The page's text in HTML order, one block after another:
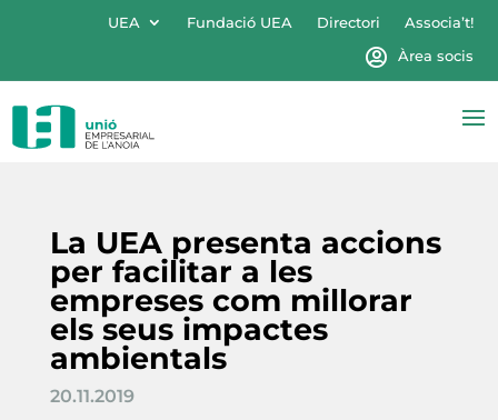
UEA Fundació UEA Directori
Associa’t!
Àrea socis
La UEA presenta accions
per facilitar a les
empreses com millorar
els seus impactes
ambientals
20.11.2019